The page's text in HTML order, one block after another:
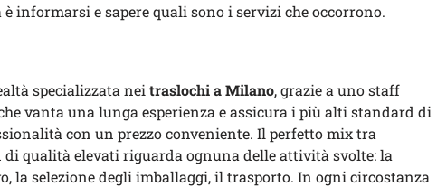
informarsi e sapere quali sono i servizi che occorrono.
specializzata nei traslochi a Milano, grazie a uno staff
vanta una lunga esperienza e assicura i più alti standard di
con un prezzo conveniente. Il perfetto mix tra
qualità elevati riguarda ognuna delle attività svolte: la
la selezione degli imballaggi, il trasporto. In ogni circostanza